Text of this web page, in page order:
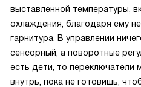
выставленной температуры,
охлаждения, благодаря ему
гарнитура. В управлении
сенсорный, а поворотные
есть дети, то переключатели
внутрь, пока не готовишь,